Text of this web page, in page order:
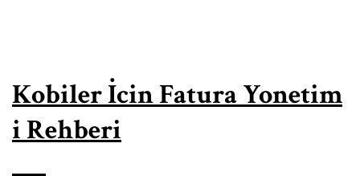
Kobiler İcin Fatura Yonetim
i Rehberi